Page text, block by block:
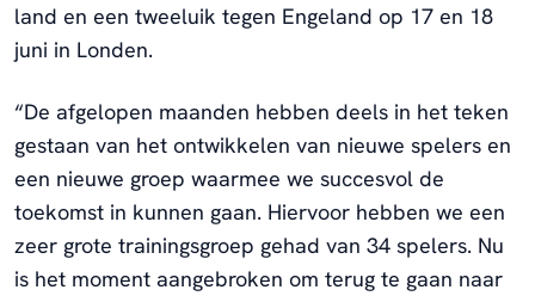
land en een tweeluik tegen Engeland op 17 en 18
juni in Londen.
“De afgelopen maanden hebben deels in het teken
gestaan van het ontwikkelen van nieuwe spelers en
een nieuwe groep waarmee we succesvol de
toekomst in kunnen gaan. Hiervoor hebben we een
zeer grote trainingsgroep gehad van 34 spelers. Nu
is het moment aangebroken om terug te gaan naar